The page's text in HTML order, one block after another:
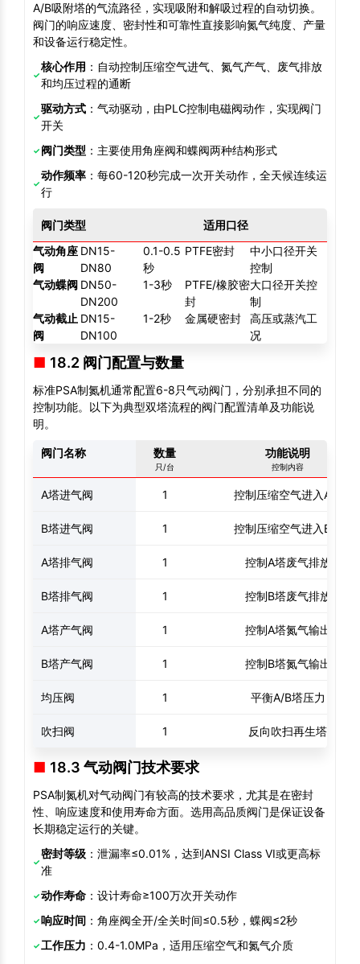
A/B吸附塔的气流路径，实现吸附和解吸过程的自动切换。
阀门的响应速度、密封性和可靠性直接影响氮气纯度、产量
和设备运行稳定性。
核心作用 ：自动控制压缩空气进气、氮气产气、废气排放
和均压过程的通断
驱动方式 ：气动驱动，由PLC控制电磁阀动作，实现阀门
开关
阀门类型 ：主要使用角座阀和蝶阀两种结构形式
动作频率 ：每60-120秒完成一次开关动作，全天候连续运
行
阀门类型 适用口径
气动角座
阀
DN15-
DN80
0.1-0.5
秒
PTFE密封
中小口径开关
控制
气动蝶阀 DN50-
DN200
1-3秒
PTFE/橡胶密
封
大口径开关控
制
气动截止
阀
DN15-
DN100
1-2秒 金属硬密封
高压或蒸汽工
况
18.2 阀门配置与数量
标准PSA制氮机通常配置6-8只气动阀门，分别承担不同的
控制功能。以下为典型双塔流程的阀门配置清单及功能说
明。
阀门名称 数量
只/台
功能说明
控制内容
A塔进气阀 1 控制压缩空气进入A塔
B塔进气阀 1 控制压缩空气进入B塔
A塔排气阀 1 控制A塔废气排放
B塔排气阀 1 控制B塔废气排放
A塔产气阀 1 控制A塔氮气输出
B塔产气阀 1 控制B塔氮气输出
均压阀 1 平衡A/B塔压力
吹扫阀 1 反向吹扫再生塔
18.3 气动阀门技术要求
PSA制氮机对气动阀门有较高的技术要求，尤其是在密封
性、响应速度和使用寿命方面。选用高品质阀门是保证设备
长期稳定运行的关键。
密封等级 ：泄漏率≤0.01%，达到ANSI Class VI或更高标
准
动作寿命 ：设计寿命≥100万次开关动作
响应时间 ：角座阀全开/全关时间≤0.5秒，蝶阀≤2秒
工作压力 ：0.4-1.0MPa，适用压缩空气和氮气介质